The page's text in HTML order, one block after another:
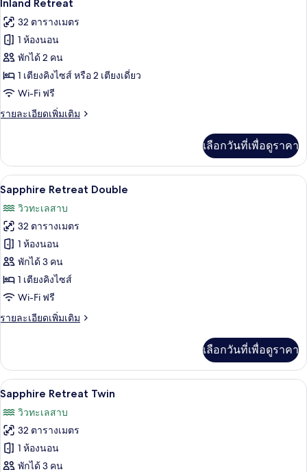
Double
ภาพถ่าย
ทั้งหมด
ของ
Inland
Retreat
Inland Retreat
32 ตารางเมตร
1 ห้องนอน
พักได้ 2 คน
1 เตียงคิงไซส์ หรือ 2 เตียงเดี่ยว
Wi-Fi ฟรี
รายละเอียดเพิ่มเติม
ราย
เกี่ยว
กับ
Inland
Retreat
เลือกวันที่เพื่อดูราคา
เปิด
ภาพถ่าย
ทั้งหมด
ของ
Sapphire
Retreat
Double
เครื่องนอนระดับพรีเมียม, ผ้านวมขนเ
13
Sapphire Retreat Double
วิวทะเลสาบ
32 ตารางเมตร
1 ห้องนอน
พักได้ 3 คน
1 เตียงคิงไซส์
Wi-Fi ฟรี
รายละเอียดเพิ่มเติม
ราย
เกี่ยว
กับ
Sapphire
Retreat
Double
เลือกวันที่เพื่อดูราคา
เปิด
ภาพถ่าย
ทั้งหมด
ของ
Sapphire
เครื่องนอนระดับพรีเมียม, ผ้านวมขนเ
16
Sapphire Retreat Twin
วิวทะเลสาบ
32 ตารางเมตร
1 ห้องนอน
พักได้ 3 คน